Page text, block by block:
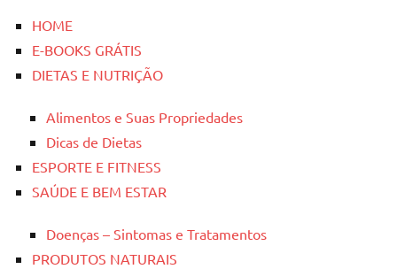
HOME
E-BOOKS GRÁTIS
DIETAS E NUTRIÇÃO
Alimentos e Suas Propriedades
Dicas de Dietas
ESPORTE E FITNESS
SAÚDE E BEM ESTAR
Doenças – Sintomas e Tratamentos
PRODUTOS NATURAIS